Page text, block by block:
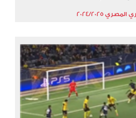
المصري 2024/2025